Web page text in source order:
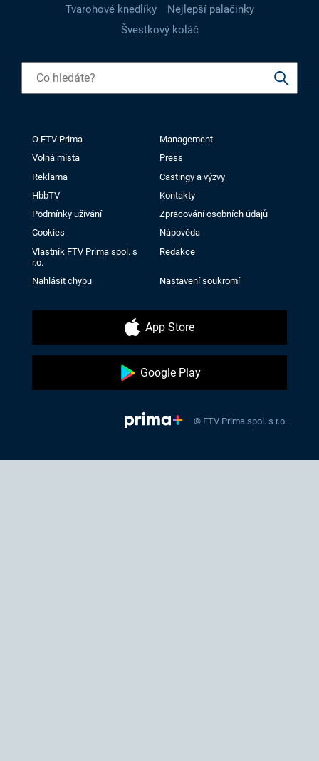
Tvarohové knedlíky
Nejlepší palačinky
Švestkový koláč
O FTV Prima
Management
Volná místa
Press
Reklama
Castingy a výzvy
HbbTV
Kontakty
Podmínky užívání
Zpracování osobních údajů
Cookies
Nápověda
Vlastník FTV Prima spol. s
r.o.
Redakce
Nahlásit chybu Nastavení soukromí
App Store
Google Play
© FTV Prima spol. s r.o.